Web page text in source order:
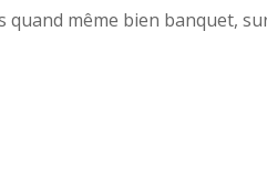
quand même bien banquet,